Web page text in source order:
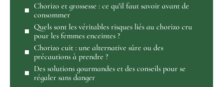
Chorizo et grossesse : ce qu’il faut savoir avant de
consommer
Quels sont les véritables risques liés au chorizo cru
pour les femmes enceintes ?
Chorizo cuit : une alternative sûre ou des
précautions à prendre ?
Des solutions gourmandes et des conseils pour se
régaler sans danger